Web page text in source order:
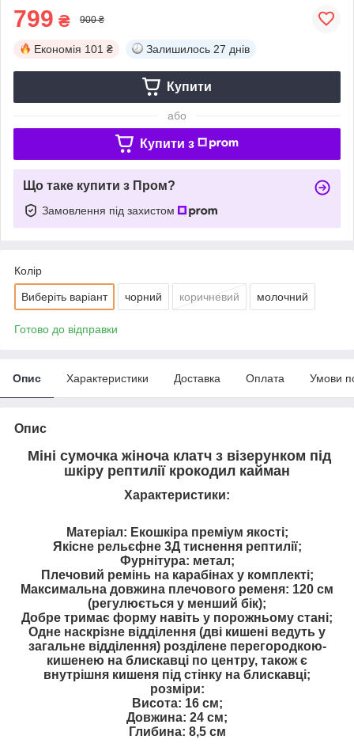
799 ₴ 900 ₴
Економія 101 ₴ Залишилось 27 днів
Купити
або
Купити з
Що таке купити з Пром?
Замовлення під захистом
Колір
Виберіть варіант чорний коричневий молочний
Готово до відправки
Опис Характеристики Доставка Оплата Умови
Опис
Міні сумочка жіноча клатч з візерунком під
шкіру рептилії крокодил кайман
Характеристики:
Матеріал: Екошкіра преміум якості;
Якісне рельєфне 3Д тиснення рептилії;
Фурнітура: метал;
Плечовий ремінь на карабінах у комплекті;
Максимальна довжина плечового ременя: 120 см
(регулюється у менший бік);
Добре тримає форму навіть у порожньому стані;
Одне наскрізне відділення (дві кишені ведуть у
загальне відділення) розділене перегородкою-
кишенею на блискавці по центру, також є
внутрішня кишеня під стінку на блискавці;
розміри:
Висота: 16 см;
Довжина: 24 см;
Глибина: 8,5 см